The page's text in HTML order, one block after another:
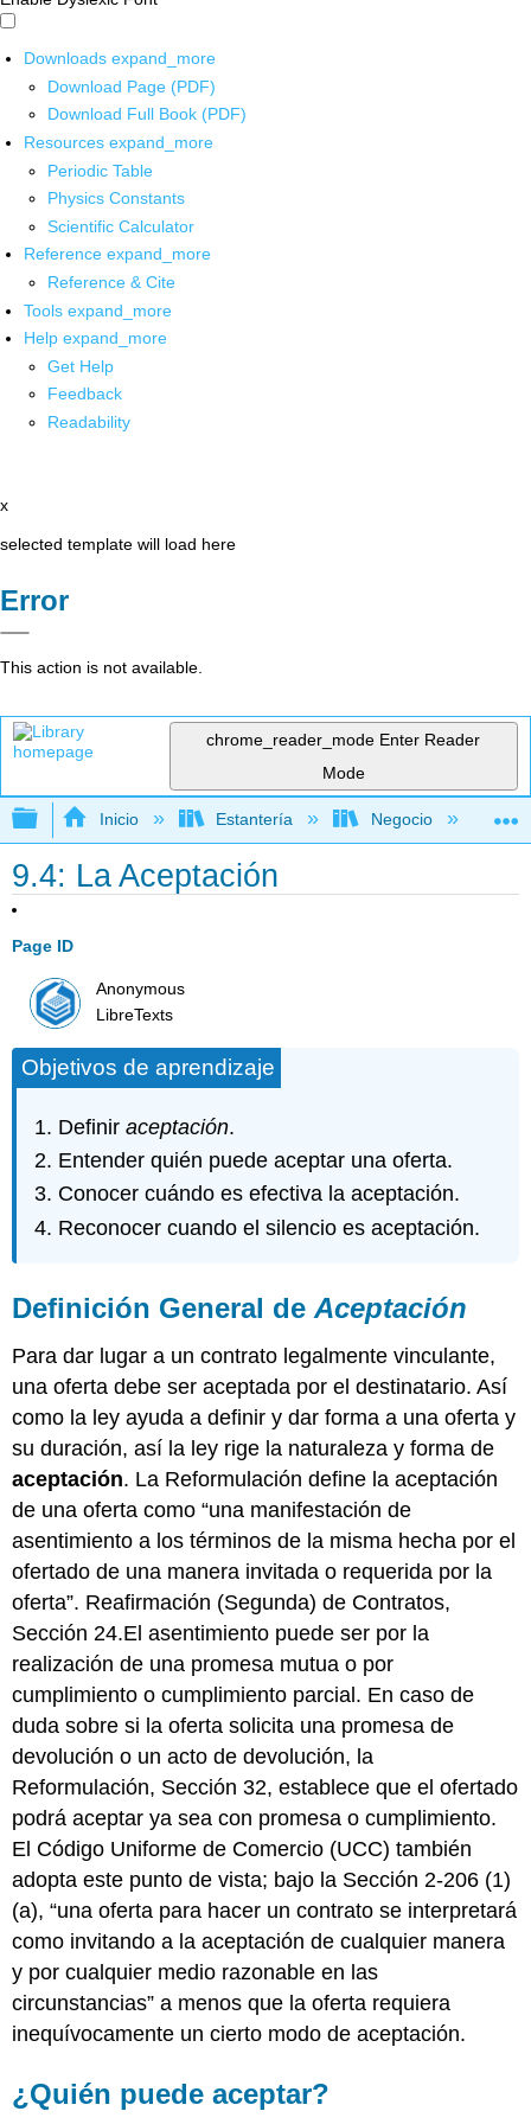
Downloads expand_more
Download Page (PDF)
Download Full Book (PDF)
Resources expand_more
Periodic Table
Physics Constants
Scientific Calculator
Reference expand_more
Reference & Cite
Tools expand_more
Help expand_more
Get Help
Feedback
Readability
x
selected template will load here
Error
This action is not available.
chrome_reader_mode Enter Reader
Mode
Expandir/contraer jerarquía global
Inicio Estantería Negocio
9.4: La Aceptación
Page ID
Anonymous
LibreTexts
Objetivos de aprendizaje
Definiraceptación.
Entender quién puede aceptar una oferta.
Conocer cuándo es efectiva la aceptación.
Reconocer cuando el silencio es aceptación.
Definición General deAceptación
Para dar lugar a un contrato legalmente vinculante,
una oferta debe ser aceptada por el destinatario. Así
como la ley ayuda a definir y dar forma a una oferta y
su duración, así la ley rige la naturaleza y forma de
aceptación. La Reformulación define la aceptación
de una oferta como “una manifestación de
asentimiento a los términos de la misma hecha por el
ofertado de una manera invitada o requerida por la
oferta”. Reafirmación (Segunda) de Contratos,
Sección 24.El asentimiento puede ser por la
realización de una promesa mutua o por
cumplimiento o cumplimiento parcial. En caso de
duda sobre si la oferta solicita una promesa de
devolución o un acto de devolución, la
Reformulación, Sección 32, establece que el ofertado
podrá aceptar ya sea con promesa o cumplimiento.
El Código Uniforme de Comercio (UCC) también
adopta este punto de vista; bajo la Sección 2-206 (1)
(a), “una oferta para hacer un contrato se interpretará
como invitando a la aceptación de cualquier manera
y por cualquier medio razonable en las
circunstancias” a menos que la oferta requiera
inequívocamente un cierto modo de aceptación.
¿Quién puede aceptar?